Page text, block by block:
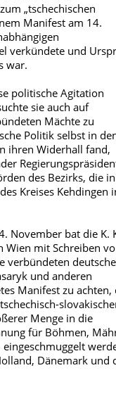
„tschechischen
Manifest am 14.
verkündete und
war.
politische Agitation
sie auch auf
Mächte zu
Politik selbst in
ihren Widerhall fand,
des Bezirks, die
Kreises Kehdingen
November bat die K.
Wien mit Schreiben
verbündeten
und anderen
Manifest zu achten,
Menge in die
für Böhmen,
eingeschmuggelt
Dänemark und